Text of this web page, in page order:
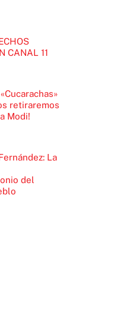
CANAL 11
retiraremos
Modi!
La
del